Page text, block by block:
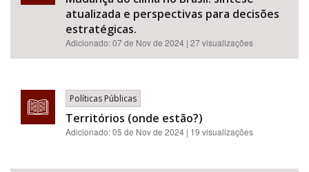
atualizada e perspectivas para decisões
estratégicas.
Adicionado:07 de Nov de 2024 | 27 visualizações
Políticas Públicas
Territórios (onde estão?)
Adicionado:05 de Nov de 2024 | 19 visualizações